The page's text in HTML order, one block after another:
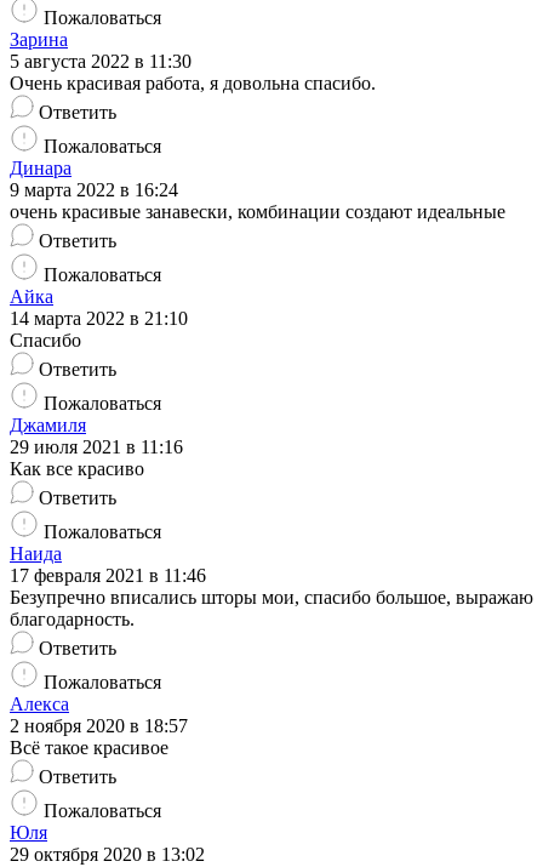
Пожаловаться
Зарина
5 августа 2022 в 11:30
Очень красивая работа, я довольна спасибо.
Ответить
Пожаловаться
Динара
9 марта 2022 в 16:24
очень красивые занавески, комбинации создают идеальные
Ответить
Пожаловаться
Айка
14 марта 2022 в 21:10
Спасибо
Ответить
Пожаловаться
Джамиля
29 июля 2021 в 11:16
Как все красиво
Ответить
Пожаловаться
Наида
17 февраля 2021 в 11:46
Безупречно вписались шторы мои, спасибо большое, выражаю
благодарность.
Ответить
Пожаловаться
Алекса
2 ноября 2020 в 18:57
Всё такое красивое
Ответить
Пожаловаться
Юля
29 октября 2020 в 13:02